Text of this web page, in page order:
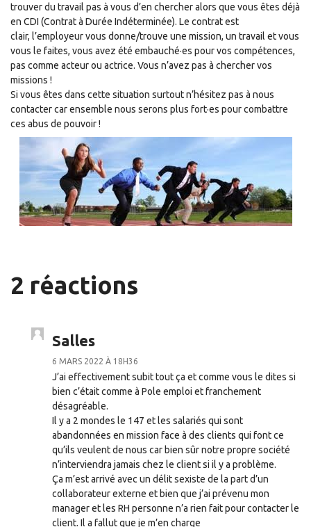
trouver du travail pas à vous d’en chercher alors que vous êtes déjà
en CDI (Contrat à Durée Indéterminée). Le contratest
clair, l’employeur vous donne/trouve une mission, un travail et vous
vous le faites, vous avez été embauché·es pour vos compétences,
pas comme acteur ou actrice. Vous n’avez pas à chercher vos
missions !
Si vous êtes dans cette situation surtout n’hésitez pas à nous
contacter car ensemble nous serons plus fort·es pour combattre
ces abus de pouvoir !
2 réactions
Salles
6 MARS 2022 À 18H36
J’ai effectivement subit tout ça et comme vous le dites si
bien c’était comme à Pole emploi et franchement
désagréable.
Il y a 2 mondes le 147 et les salariés qui sont
abandonnées en mission face à des clients qui font ce
qu’ils veulent de nous car bien sûr notre propre société
n’interviendra jamais chez le client si il y a problème.
Ça m’est arrivé avec un délit sexiste de la part d’un
collaborateur externe et bien que j’ai prévenu mon
manager et les RH personne n’a rien fait pour contacter le
client. Il a fallut que je m’en charge